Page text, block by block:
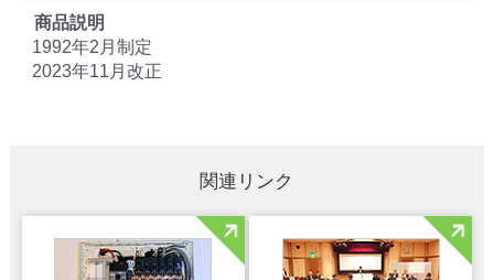
商品説明
1992年2月制定
2023年11月改正
関連リンク